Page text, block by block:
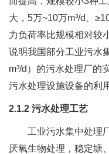
大，5万~10万m³/d、
力负荷率比规模相对较
说明我国部分工业污水
m³/d）的污水处理厂的
污水处理设施设备的利
2.1.2 污水处理工艺
工业污水集中处理厂
厌氧生物处理，稳定塘